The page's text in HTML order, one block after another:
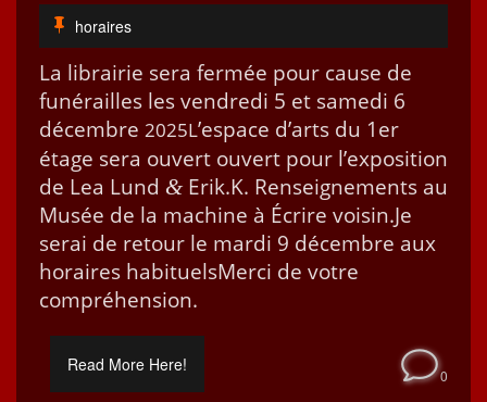
horaires
La librairie sera fer­mée pour cause de
funérailles les ven­dre­di 5 et same­di 6
décem­bre 2025L’e­space d’arts du 1er
étage sera ouvert ouvert pour l’ex­po­si­tion
de Lea Lund &Erik.K. Ren­seigne­ments au
Musée de la machine à Écrire voisin.Je
serai de retour le mar­di 9 décem­bre aux
horaires habituelsMer­ci de votre
compréhension.
Read More Here!
0